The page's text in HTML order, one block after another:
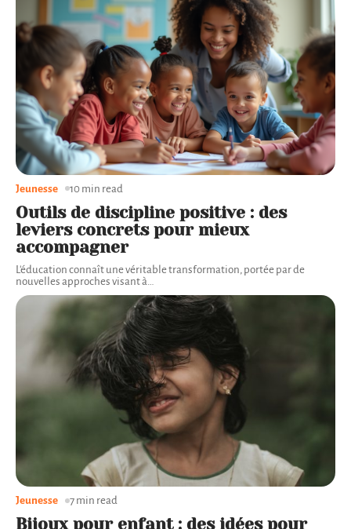
Outils de discipline positive : des
leviers concrets pour mieux
accompagner
L'éducation connaît une véritable transformation, portée par de
nouvelles approches visant à
Jeunesse 10 min read
Bijoux pour enfant : des idées pour
Jeunesse 7 min read